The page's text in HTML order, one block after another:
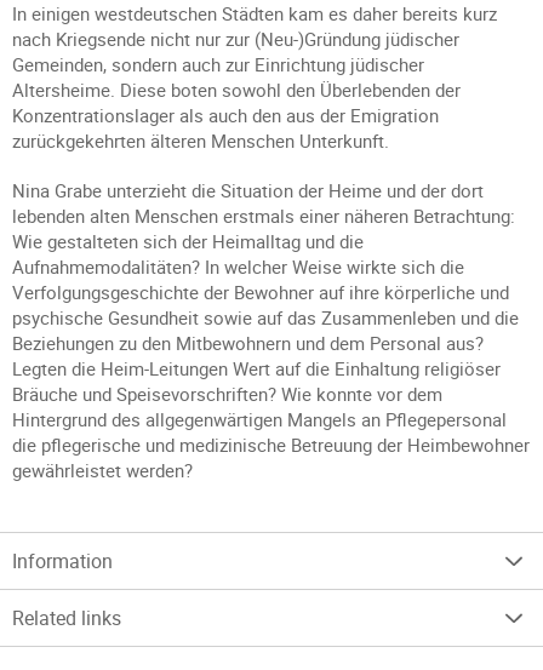
In einigen westdeutschen Städten kam es daher bereits kurz
nach Kriegsende nicht nur zur (Neu-)Gründung jüdischer
Gemeinden, sondern auch zur Einrichtung jüdischer
Altersheime. Diese boten sowohl den Überlebenden der
Konzentrationslager als auch den aus der Emigration
zurückgekehrten älteren Menschen Unterkunft.
Nina Grabe unterzieht die Situation der Heime und der dort
lebenden alten Menschen erstmals einer näheren Betrachtung:
Wie gestalteten sich der Heimalltag und die
Aufnahmemodalitäten? In welcher Weise wirkte sich die
Verfolgungsgeschichte der Bewohner auf ihre körperliche und
psychische Gesundheit sowie auf das Zusammenleben und die
Beziehungen zu den Mitbewohnern und dem Personal aus?
Legten die Heim-Leitungen Wert auf die Einhaltung religiöser
Bräuche und Speisevorschriften? Wie konnte vor dem
Hintergrund des allgegenwärtigen Mangels an Pflegepersonal
die pflegerische und medizinische Betreuung der Heimbewohner
gewährleistet werden?
Information
Related links